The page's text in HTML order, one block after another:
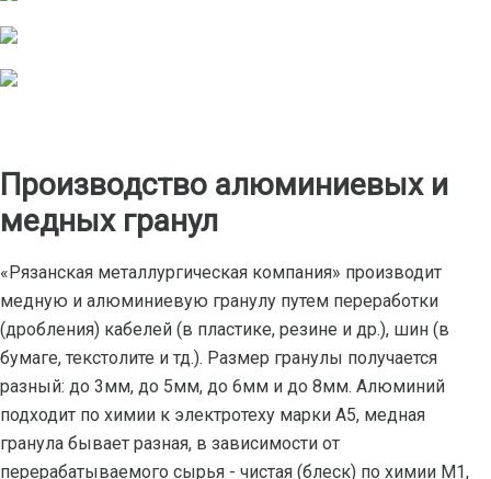
Производство алюминиевых и
медных гранул
«Рязанская металлургическая компания» производит
медную и алюминиевую гранулу путем переработки
(дробления) кабелей (в пластике, резине и др.), шин (в
бумаге, текстолите и тд.). Размер гранулы получается
разный: до 3мм, до 5мм, до 6мм и до 8мм. Алюминий
подходит по химии к электротеху марки А5, медная
гранула бывает разная, в зависимости от
перерабатываемого сырья - чистая (блеск) по химии М1,